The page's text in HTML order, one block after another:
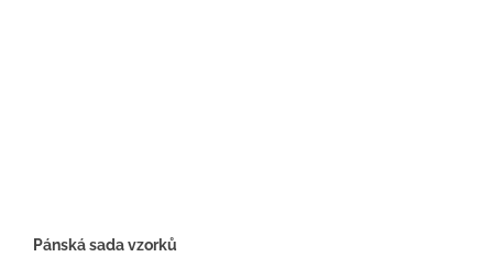
Pánská sada vzorků